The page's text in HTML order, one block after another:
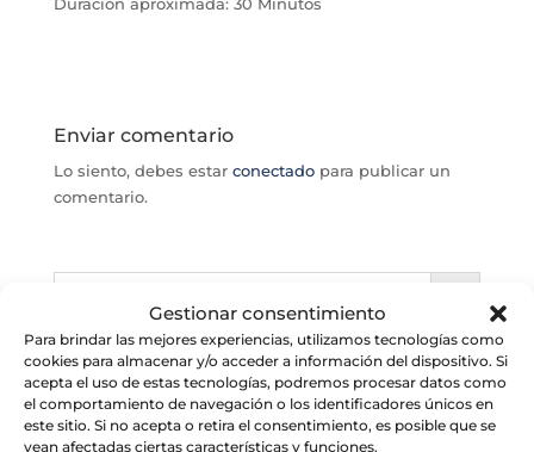
Gestionar consentimiento
Para brindar las mejores experiencias, utilizamos tecnologías como
cookies para almacenar y/o acceder a información del dispositivo. Si
acepta el uso de estas tecnologías, podremos procesar datos como
el comportamiento de navegación o los identificadores únicos en
este sitio. Si no acepta o retira el consentimiento, es posible que se
vean afectadas ciertas características y funciones.
Duración aproximada: 30 Minutos
Enviar comentario
Lo siento, debes estar conectadopara publicar un
comentario.
Guía de compra
Embalajes especiales regalo
Envíos